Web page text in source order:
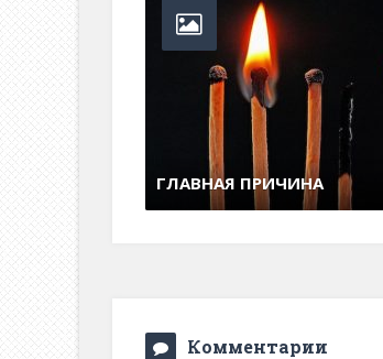
С чем мы расстались
Комментарии